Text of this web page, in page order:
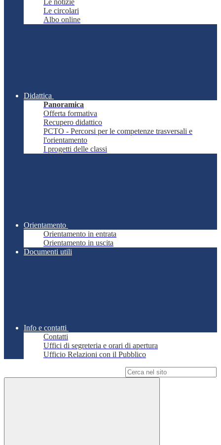
Le notizie
Le circolari
Albo online
Didattica
Panoramica
Offerta formativa
Recupero didattico
PCTO - Percorsi per le competenze trasversali e
l'orientamento
I progetti delle classi
Orientamento
Orientamento in entrata
Orientamento in uscita
Documenti utili
Info e contatti
Contatti
Uffici di segreteria e orari di apertura
Ufficio Relazioni con il Pubblico